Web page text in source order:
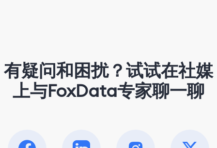
有疑问和困扰？试试在社媒
上与FoxData专家聊一聊